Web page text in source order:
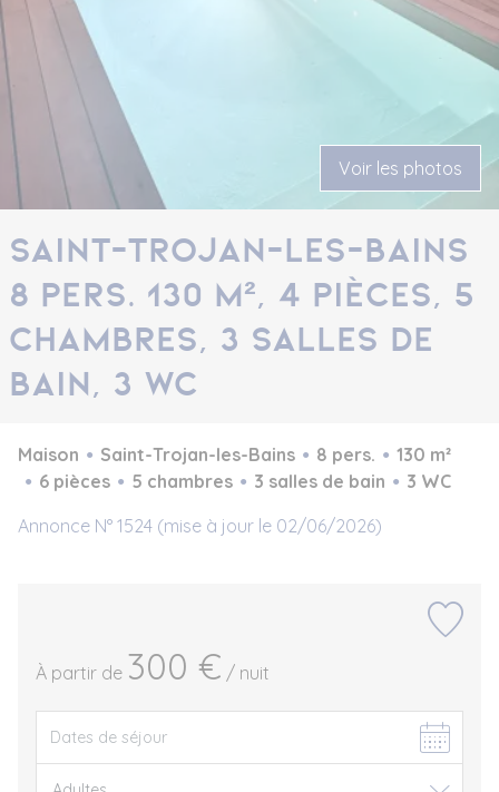
Voir les photos
Saint-Trojan-les-Bains
8 pers. 130 m², 4 pièces, 5
chambres, 3 salles de
bain, 3 WC
Maison Saint-Trojan-les-Bains 8 pers.
130 m²
6 pièces
5 chambres 3 salles de bain
3 WC
Annonce N° 1524 (mise à jour le 02/06/2026)
À partir de 300 € / nuit